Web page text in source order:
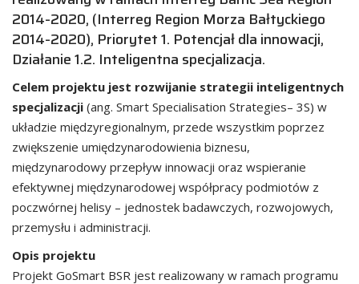
2014-2020, (Interreg Region Morza Bałtyckiego
2014-2020), Priorytet 1. Potencjał dla innowacji,
Działanie 1.2. Inteligentna specjalizacja.
Celem projektu jest rozwijanie strategii inteligentnych
specjalizacji (ang. Smart Specialisation Strategies– 3S) w
układzie międzyregionalnym, przede wszystkim poprzez
zwiększenie umiędzynarodowienia biznesu,
międzynarodowy przepływ innowacji oraz wspieranie
efektywnej międzynarodowej współpracy podmiotów z
poczwórnej helisy – jednostek badawczych, rozwojowych,
przemysłu i administracji.
Opis projektu
Projekt GoSmart BSR jest realizowany w ramach programu